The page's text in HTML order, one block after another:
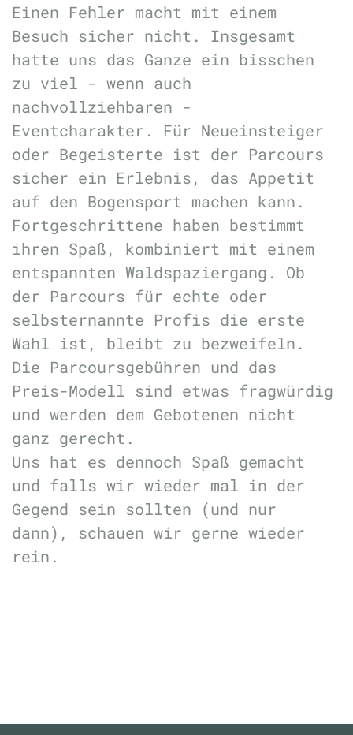
Einen Fehler macht mit einem
Besuch sicher nicht. Insgesamt
hatte uns das Ganze ein bisschen
zu viel - wenn auch
nachvollziehbaren -
Eventcharakter. Für Neueinsteiger
oder Begeisterte ist der Parcours
sicher ein Erlebnis, das Appetit
auf den Bogensport machen kann.
Fortgeschrittene haben bestimmt
ihren Spaß, kombiniert mit einem
entspannten Waldspaziergang. Ob
der Parcours für echte oder
selbsternannte Profis die erste
Wahl ist, bleibt zu bezweifeln.
Die Parcoursgebühren und das
Preis-Modell sind etwas fragwürdig
und werden dem Gebotenen nicht
ganz gerecht.
Uns hat es dennoch Spaß gemacht
und falls wir wieder mal in der
Gegend sein sollten (und nur
dann), schauen wir gerne wieder
rein.